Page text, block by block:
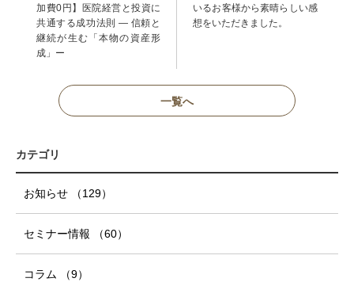
加費0円】医院経営と投資に
共通する成功法則 ― 信頼と
継続が生む「本物の資産形
成」ー
いるお客様から素晴らしい感
想をいただきました。
一覧へ
カテゴリ
お知らせ （129）
セミナー情報 （60）
コラム （9）